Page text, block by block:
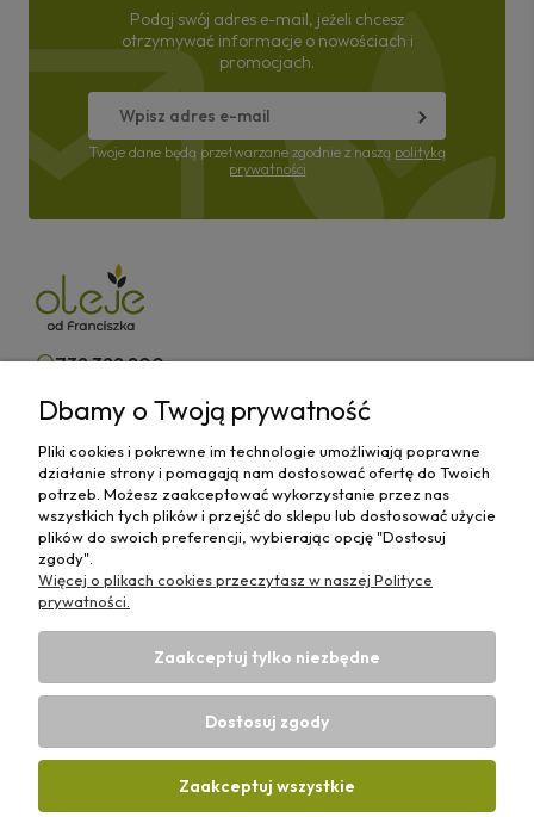
Podaj swój adres e-mail, jeżeli chcesz
otrzymywać informacje o nowościach i
promocjach.
Twoje dane będą przetwarzane zgodnie z naszą polityką
prywatności
732 322 800
kontakt@olejeodfranciszka.pl
Sklep stacjonarny
63-400 Ostrów Wielkopolski,
ul.Różana 29/1
Informacje
Płatności i Dostawy
Dbamy o Twoją prywatność
Pliki cookies i pokrewne im technologie umożliwiają poprawne
działanie strony i pomagają nam dostosować ofertę do Twoich
potrzeb. Możesz zaakceptować wykorzystanie przez nas
wszystkich tych plików i przejść do sklepu lub dostosować użycie
plików do swoich preferencji, wybierając opcję "Dostosuj
zgody".
Więcej o plikach cookies przeczytasz w naszej Polityce
prywatności.
Zaakceptuj tylko niezbędne
Dostosuj zgody
Zaakceptuj wszystkie